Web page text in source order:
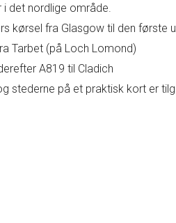
det nordlige område.
kørsel fra Glasgow til den første
Tarbet (på Loch Lomond)
A819 til Cladich
stederne på et praktisk kort er